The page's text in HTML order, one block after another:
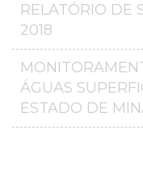
RELATÓRIO DE
2018
ÁGUAS
ESTADO DE